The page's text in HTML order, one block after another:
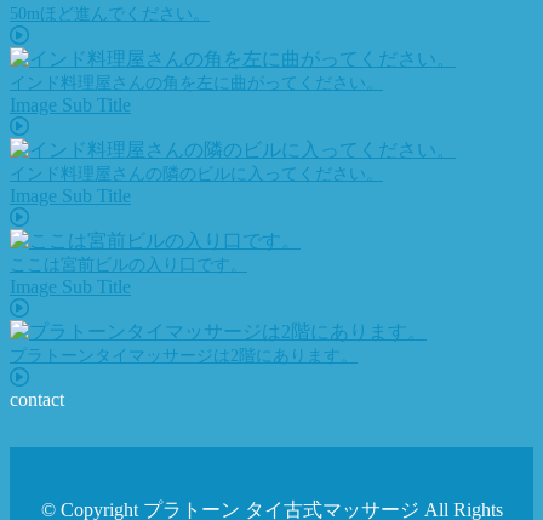
50mほど進んでください。
インド料理屋さんの角を左に曲がってください。
Image Sub Title
インド料理屋さんの隣のビルに入ってください。
Image Sub Title
ここは宮前ビルの入り口です。
Image Sub Title
プラトーンタイマッサージは2階にあります。
contact
© Copyright プラトーン タイ古式マッサージ All Rights